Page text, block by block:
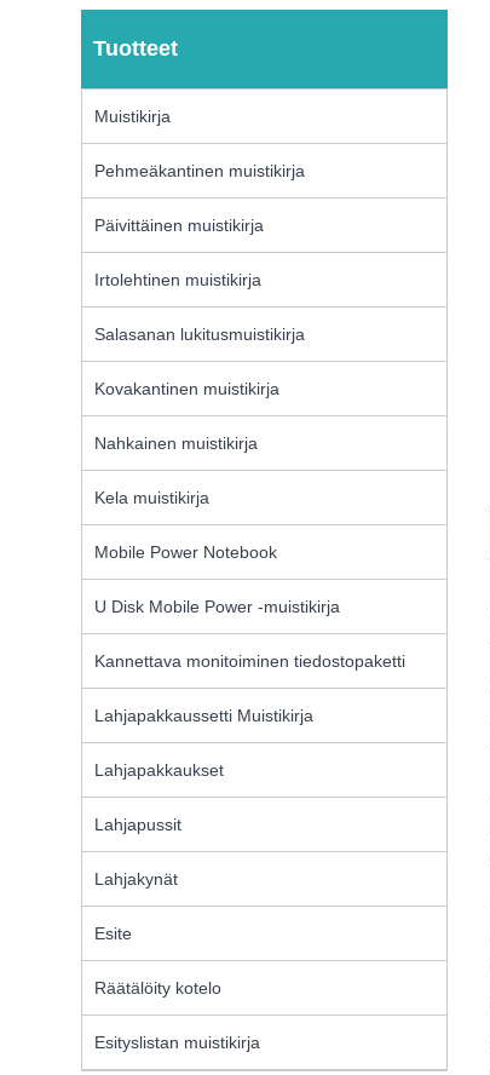
Tuotteet
Muistikirja
Pehmeäkantinen muistikirja
Päivittäinen muistikirja
Irtolehtinen muistikirja
Salasanan lukitusmuistikirja
Kovakantinen muistikirja
Nahkainen muistikirja
Kela muistikirja
Mobile Power Notebook
U Disk Mobile Power -muistikirja
Kannettava monitoiminen tiedostopaketti
Lahjapakkaussetti Muistikirja
Lahjapakkaukset
Lahjapussit
Lahjakynät
Esite
Räätälöity kotelo
Esityslistan muistikirja